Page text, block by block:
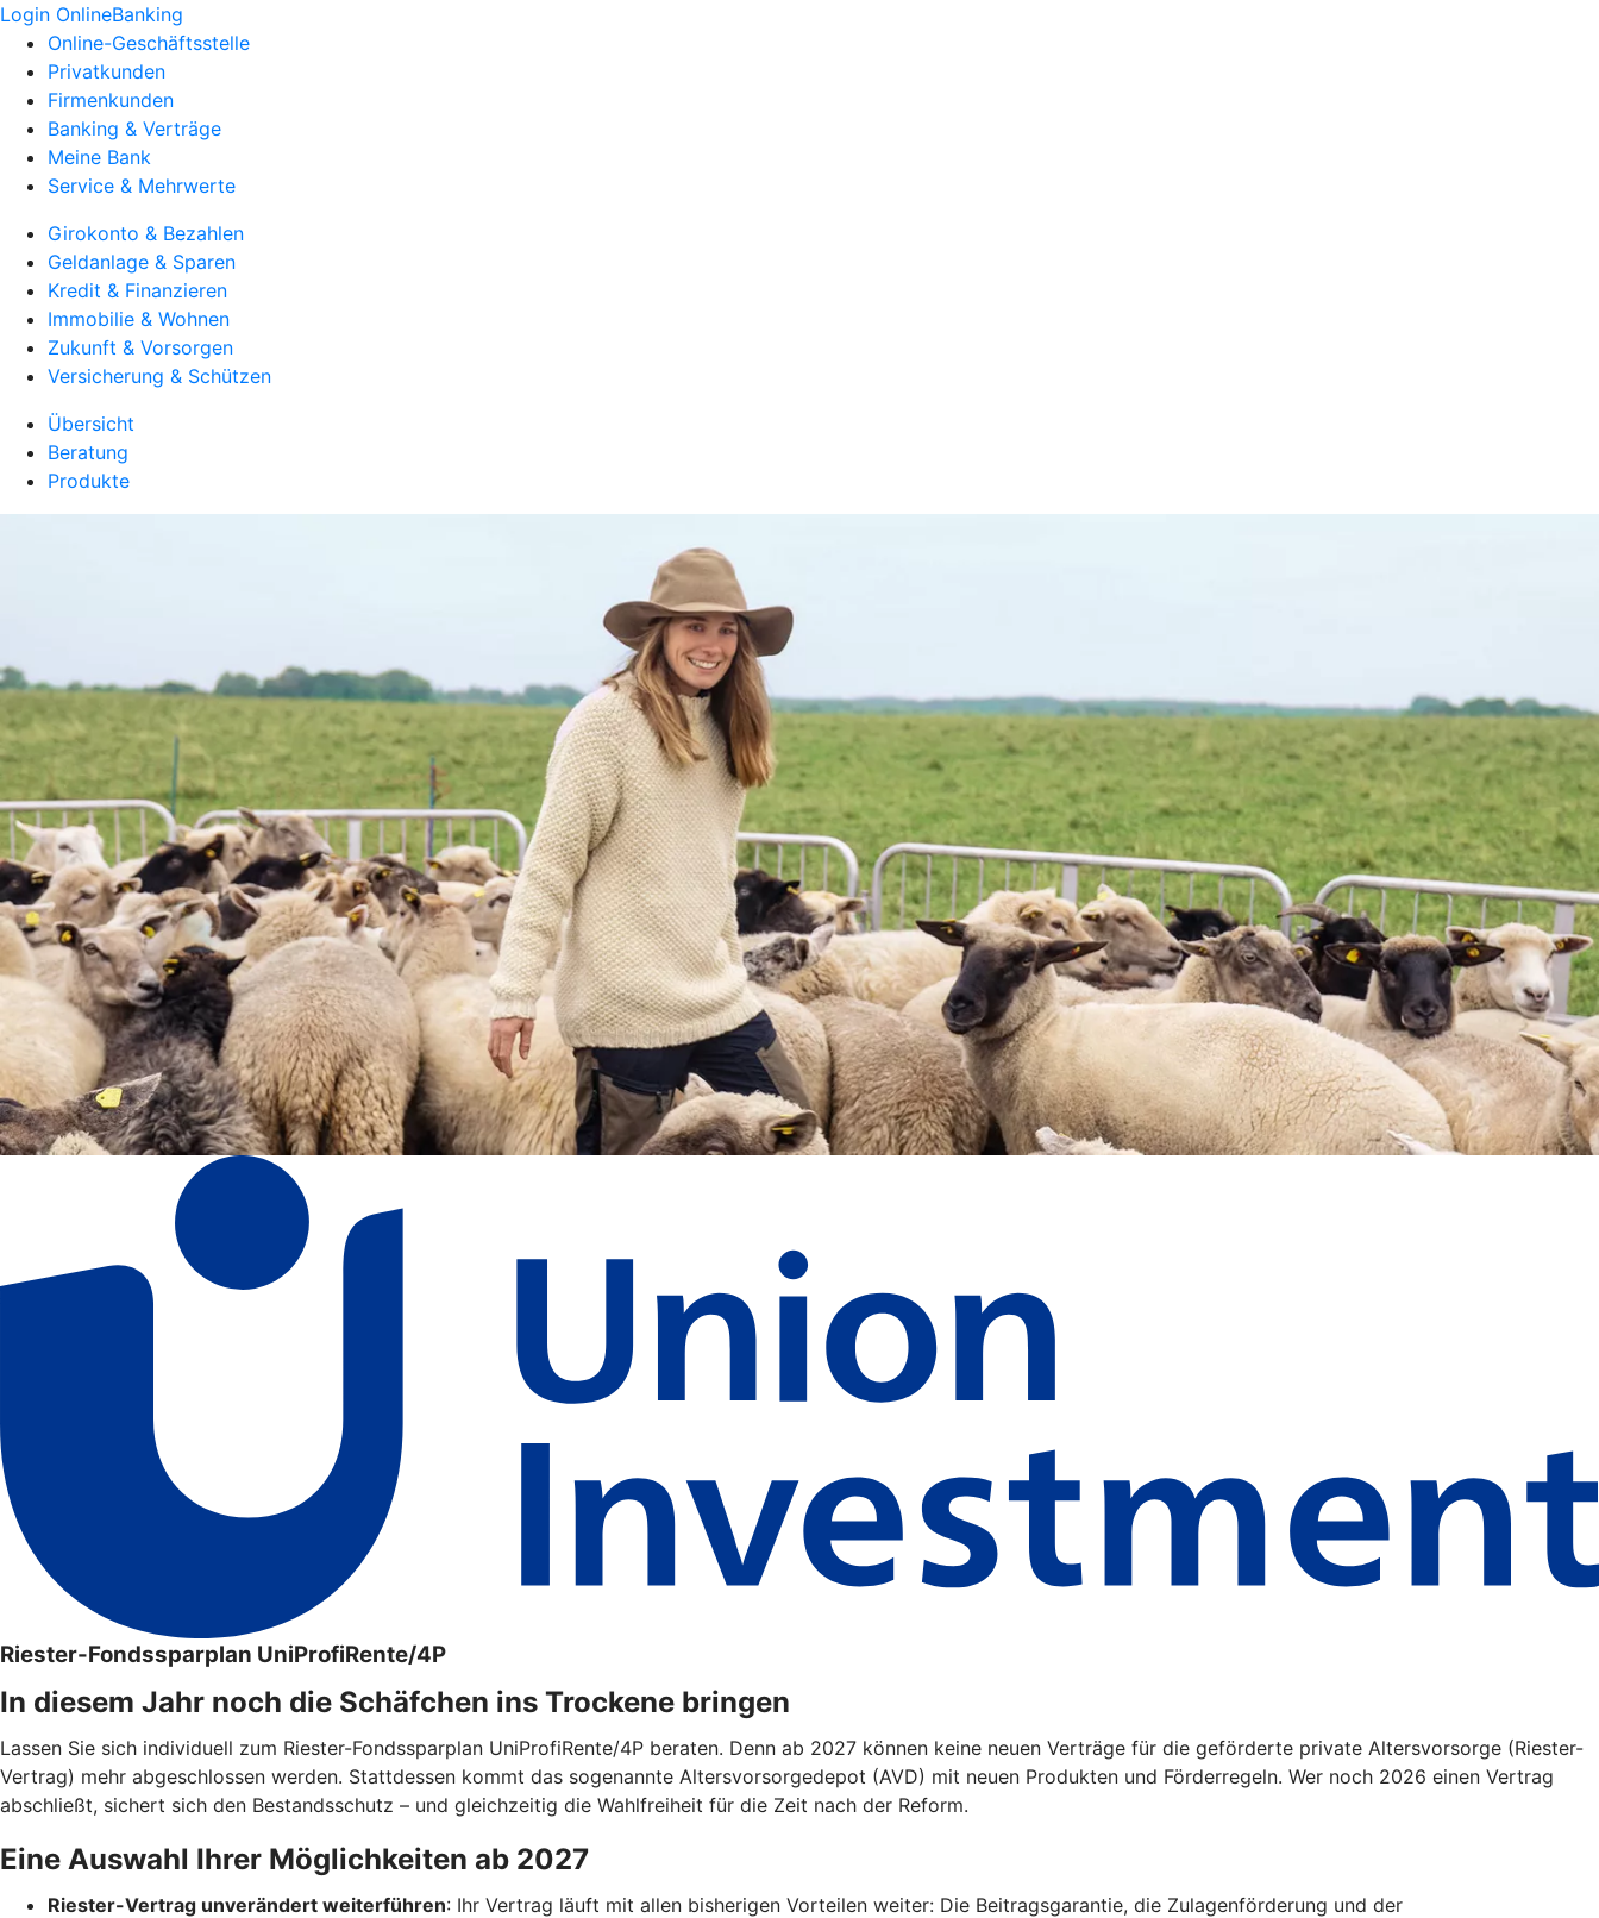
Login OnlineBanking
Online-Geschäftsstelle
Privatkunden
Firmenkunden
Banking & Verträge
Meine Bank
Service & Mehrwerte
Girokonto & Bezahlen
Geldanlage & Sparen
Kredit & Finanzieren
Immobilie & Wohnen
Zukunft & Vorsorgen
Versicherung & Schützen
Übersicht
Beratung
Produkte
Riester-Fondssparplan UniProfiRente/4P
In diesem Jahr noch die Schäfchen ins Trockene bringen
Lassen Sie sich individuell zum Riester-Fondssparplan UniProfiRente/4P beraten. Denn ab 2027 können keine neuen Verträge für die geförderte private Altersvorsorge (Riester-
Vertrag) mehr abgeschlossen werden. Stattdessen kommt das sogenannte Altersvorsorgedepot (AVD) mit neuen Produkten und Förderregeln. Wer noch 2026 einen Vertrag
abschließt, sichert sich den Bestandsschutz – und gleichzeitig die Wahlfreiheit für die Zeit nach der Reform.
Eine Auswahl Ihrer Möglichkeiten ab 2027
Riester-Vertrag unverändert weiterführen: Ihr Vertrag läuft mit allen bisherigen Vorteilen weiter: Die Beitragsgarantie, die Zulagenförderung und der